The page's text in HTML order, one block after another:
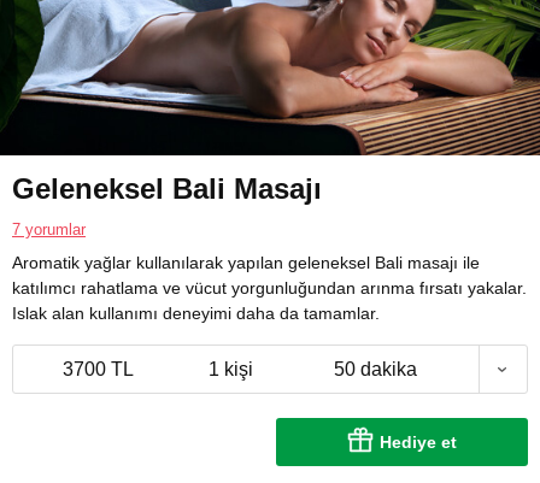
Geleneksel Bali Masajı
7 yorumlar
Aromatik yağlar kullanılarak yapılan geleneksel Bali masajı ile
katılımcı rahatlama ve vücut yorgunluğundan arınma fırsatı yakalar.
Islak alan kullanımı deneyimi daha da tamamlar.
3700 TL 1 kişi 50 dakika
Hediye et